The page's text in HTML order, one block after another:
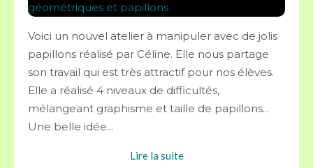
Voici un nouvel atelier à manipuler avec de jolis
papillons réalisé par Céline. Elle nous partage
son travail qui est très attractif pour nos élèves.
Elle a réalisé 4 niveaux de difficultés,
mélangeant graphisme et taille de papillons...
Une belle idée...
Lire la suite